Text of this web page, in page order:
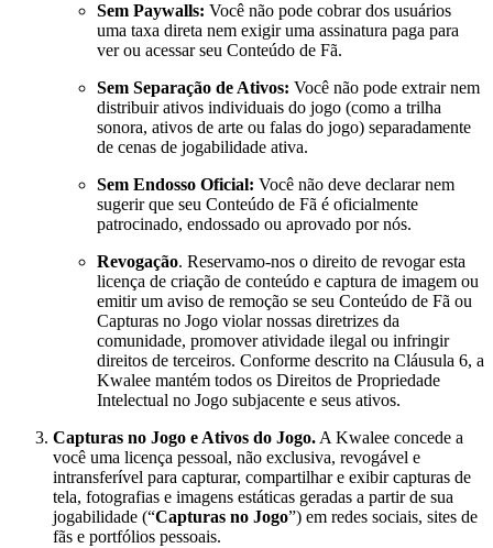
Sem Paywalls: Você não pode cobrar dos usuários
uma taxa direta nem exigir uma assinatura paga para
ver ou acessar seu Conteúdo de Fã.
Sem Separação de Ativos: Você não pode extrair nem
distribuir ativos individuais do jogo (como a trilha
sonora, ativos de arte ou falas do jogo) separadamente
de cenas de jogabilidade ativa.
Sem Endosso Oficial: Você não deve declarar nem
sugerir que seu Conteúdo de Fã é oficialmente
patrocinado, endossado ou aprovado por nós.
Revogação. Reservamo-nos o direito de revogar esta
licença de criação de conteúdo e captura de imagem ou
emitir um aviso de remoção se seu Conteúdo de Fã ou
Capturas no Jogo violar nossas diretrizes da
comunidade, promover atividade ilegal ou infringir
direitos de terceiros. Conforme descrito na Cláusula 6, a
Kwalee mantém todos os Direitos de Propriedade
Intelectual no Jogo subjacente e seus ativos.
Capturas no Jogo e Ativos do Jogo.A Kwalee concede a
você uma licença pessoal, não exclusiva, revogável e
intransferível para capturar, compartilhar e exibir capturas de
tela, fotografias e imagens estáticas geradas a partir de sua
jogabilidade (“Capturas no Jogo”) em redes sociais, sites de
fãs e portfólios pessoais.